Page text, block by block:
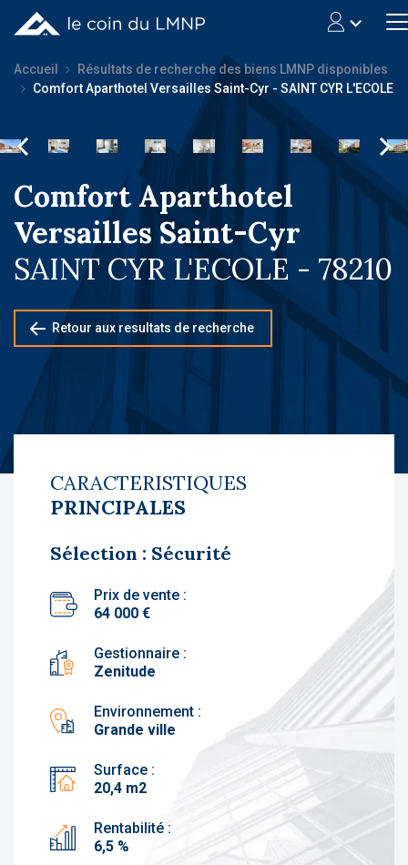
Accueil
Résultats de recherche des biens LMNP disponibles
Comfort Aparthotel Versailles Saint-Cyr - SAINT CYR L'ECOLE
Comfort Aparthotel
Versailles Saint-Cyr
SAINT CYR L'ECOLE - 78210
Retour aux resultats de recherche
CARACTERISTIQUES
PRINCIPALES
Sélection : Sécurité
Prix de vente :
64 000 €
Gestionnaire :
Zenitude
Environnement :
Grande ville
Surface :
20,4 m2
Rentabilité :
6,5 %